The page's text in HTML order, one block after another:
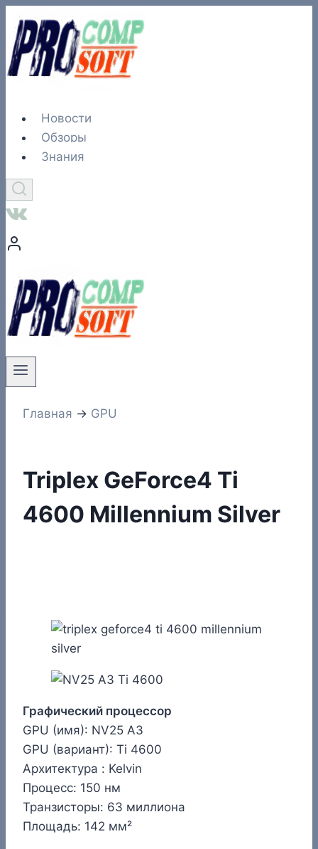
Перейти
содержимому
Новости
Обзоры
Знания
Главная → GPU
Triplex GeForce4 Ti
4600 Millennium Silver
Графический процессор
GPU (имя): NV25 A3
GPU (вариант): Ti 4600
Архитектура : Kelvin
Процесс: 150 нм
Транзисторы: 63 миллиона
Площадь: 142 мм²